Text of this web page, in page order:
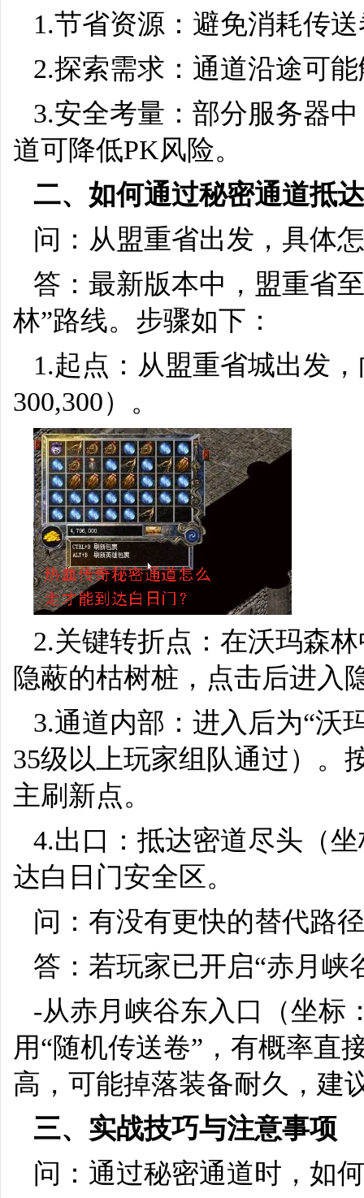
1.节省资源：避免消耗传
2.探索需求：通道沿途可
3.安全考量：部分服务器
道可降低PK风险。
二、如何通过秘密通道抵
问：从盟重省出发，具体
答：最新版本中，盟重省
林”路线。步骤如下：
1.起点：从盟重省城出发
300,300）。
2.关键转折点：在沃玛森
隐蔽的枯树桩，点击后进入
3.通道内部：进入后为“沃
35级以上玩家组队通过）。
主刷新点。
4.出口：抵达密道尽头（
达白日门安全区。
问：有没有更快的替代路
答：若玩家已开启“赤月峡
-从赤月峡谷东入口（坐标
用“随机传送卷”，有概率直
高，可能掉落装备耐久，建
三、实战技巧与注意事项
问：通过秘密通道时，如